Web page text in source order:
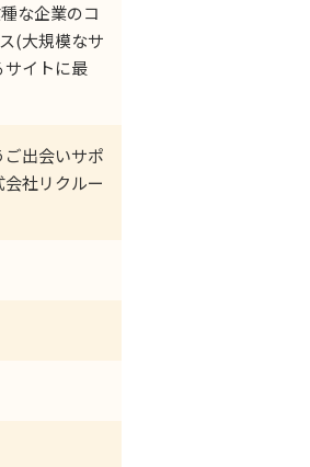
な企業のコ
(大規模なサ
サイトに最
出会いサポ
社リクルー